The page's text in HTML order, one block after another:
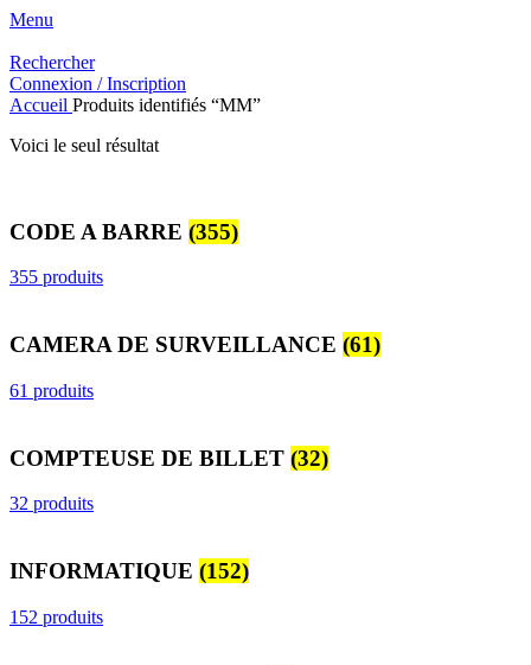
Menu
Rechercher
Connexion / Inscription
Accueil Produits identifiés “MM”
Voici le seul résultat
CODE A BARRE (355)
355 produits
CAMERA DE SURVEILLANCE (61)
61 produits
COMPTEUSE DE BILLET (32)
32 produits
INFORMATIQUE (152)
152 produits